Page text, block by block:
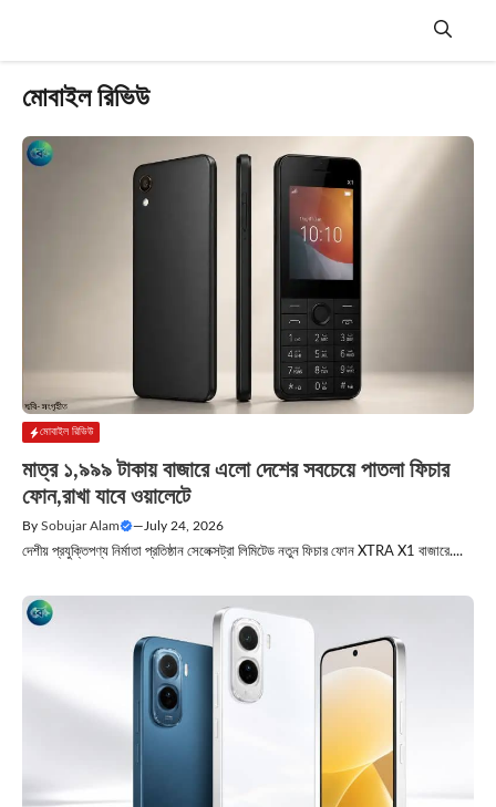
Menu
মোবাইল রিভিউ
মোবাইল রিভিউ
মাত্র ১,৯৯৯ টাকায় বাজারে এলো দেশের সবচেয়ে পাতলা ফিচার
ফোন,রাখা যাবে ওয়ালেটে
By Sobujar Alam — July 24, 2026
দেশীয় প্রযুক্তিপণ্য নির্মাতা প্রতিষ্ঠান সেলেক্সট্রা লিমিটেড নতুন ফিচার ফোন XTRA X1 বাজারে....